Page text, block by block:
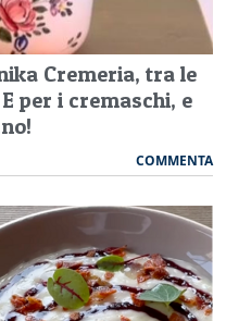
Cremeria, tra le
per i cremaschi, e
COMMENTA